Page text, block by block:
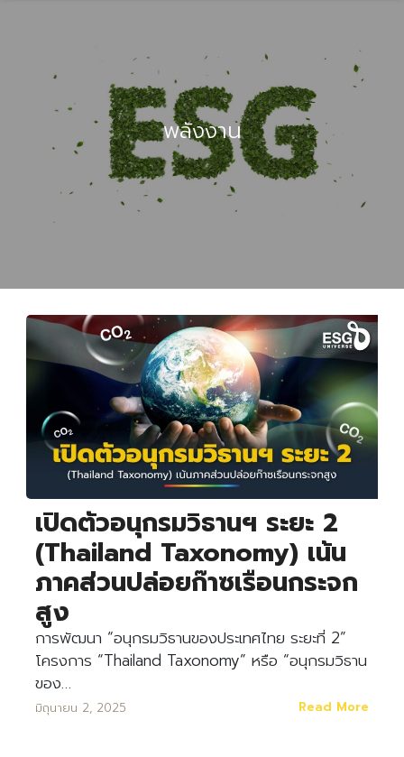
พลังงาน
เปิดตัวอนุกรมวิธานฯ ระยะ 2
(Thailand Taxonomy) เน้น
ภาคส่วนปล่อยก๊าซเรือนกระจก
สูง
การพัฒนา “อนุกรมวิธานของประเทศไทย ระยะที่ 2”
โครงการ “Thailand Taxonomy” หรือ “อนุกรมวิธาน
ของ…
มิถุนายน 2, 2025 Read More